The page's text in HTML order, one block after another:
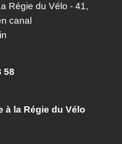
Régie du Vélo - 41,
canal
58
à la Régie du Vélo